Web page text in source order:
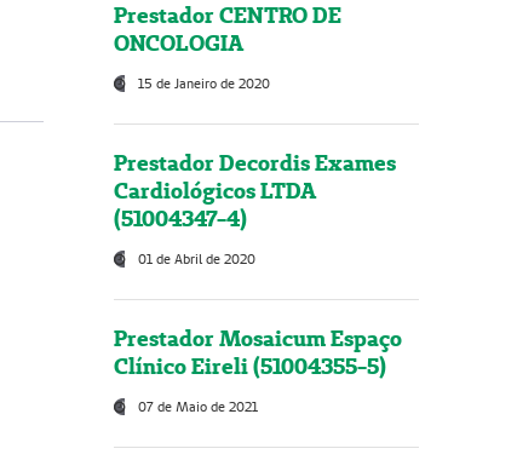
Prestador CENTRO DE
ONCOLOGIA
15 de Janeiro de 2020
Prestador Decordis Exames
Cardiológicos LTDA
(51004347-4)
01 de Abril de 2020
Prestador Mosaicum Espaço
Clínico Eireli (51004355-5)
07 de Maio de 2021